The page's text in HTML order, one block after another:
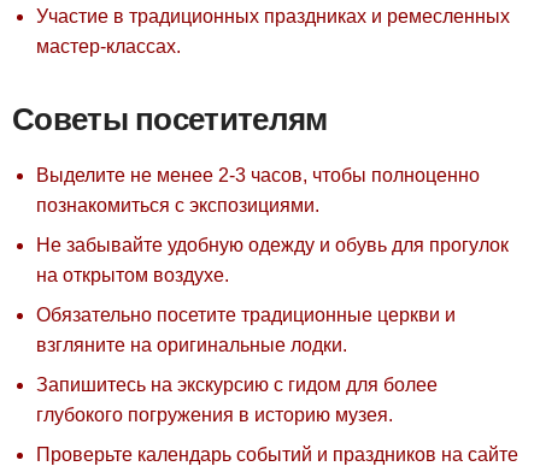
Участие в традиционных праздниках и ремесленных
мастер-классах.
Советы посетителям
Выделите не менее 2-3 часов, чтобы полноценно
познакомиться с экспозициями.
Не забывайте удобную одежду и обувь для прогулок
на открытом воздухе.
Обязательно посетите традиционные церкви и
взгляните на оригинальные лодки.
Запишитесь на экскурсию с гидом для более
глубокого погружения в историю музея.
Проверьте календарь событий и праздников на сайте